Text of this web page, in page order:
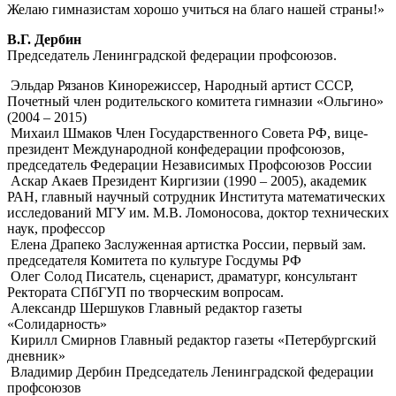
Желаю гимназистам хорошо учиться на благо нашей страны!»
В.Г. Дербин
Председатель Ленинградской федерации профсоюзов.
Эльдар Рязанов Кинорежиссер, Народный артист СССР,
Почетный член родительского комитета гимназии «Ольгино»
(2004 – 2015)
Михаил Шмаков Член Государственного Совета РФ, вице-
президент Международной конфедерации профсоюзов,
председатель Федерации Независимых Профсоюзов России
Аскар Акаев Президент Киргизии (1990 – 2005), академик
РАН, главный научный сотрудник Института математических
исследований МГУ им. М.В. Ломоносова, доктор технических
наук, профессор
Елена Драпеко Заслуженная артистка России, первый зам.
председателя Комитета по культуре Госдумы РФ
Олег Солод Писатель, сценарист, драматург, консультант
Ректората СПбГУП по творческим вопросам.
Александр Шершуков Главный редактор газеты
«Солидарность»
Кирилл Смирнов Главный редактор газеты «Петербургский
дневник»
Владимир Дербин Председатель Ленинградской федерации
профсоюзов